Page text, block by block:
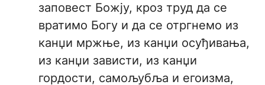
заповест Божју, кроз труд да се
вратимо Богу и да се отргнемо из
канџи мржње, из канџи осуђивања,
из канџи зависти, из канџи
гордости, самољубља и егоизма,